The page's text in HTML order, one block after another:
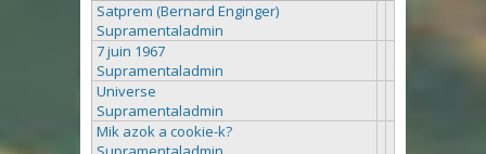
Satprem (Bernard Enginger)
Supramentaladmin
7 juin 1967
Supramentaladmin
Universe
Supramentaladmin
Mik azok a cookie-k?